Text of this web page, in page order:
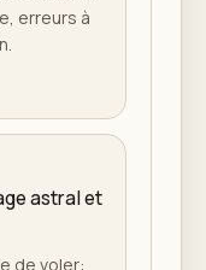
erreurs à
astral et
de voler: